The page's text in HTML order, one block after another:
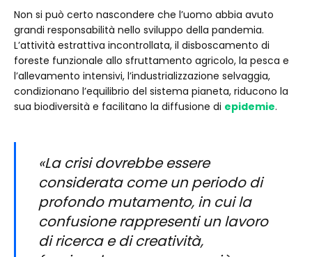
Non si può certo nascondere che l’uomo abbia avuto
grandi responsabilità nello sviluppo della pandemia.
L’attività estrattiva incontrollata, il disboscamento di
foreste funzionale allo sfruttamento agricolo, la pesca e
l’allevamento intensivi, l’industrializzazione selvaggia,
condizionano l’equilibrio del sistema pianeta, riducono la
sua biodiversità e facilitano la diffusione di epidemie.
«La crisi dovrebbe essere
considerata come un periodo di
profondo mutamento, in cui la
confusione rappresenti un lavoro
di ricerca e di creatività,